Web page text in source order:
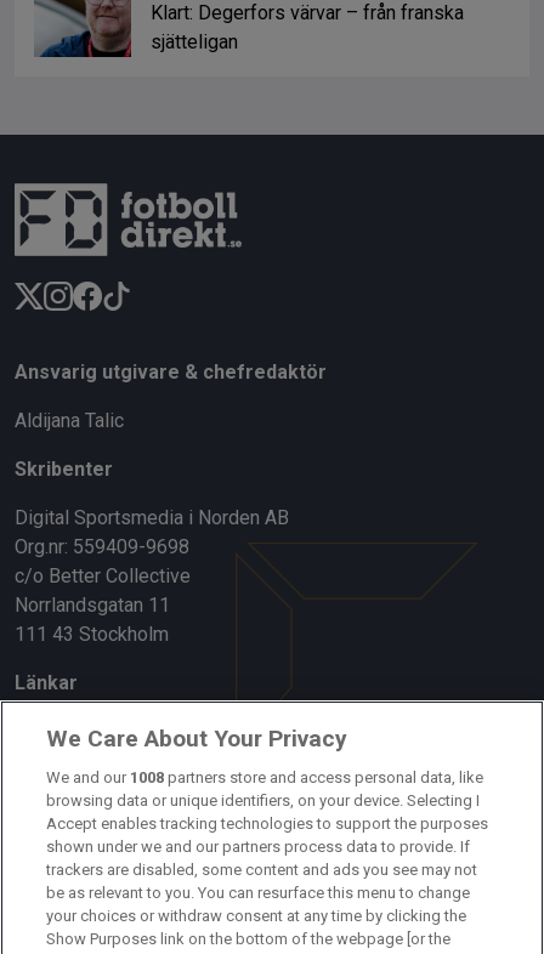
Klart: Degerfors värvar – från franska
sjätteligan
Ansvarig utgivare & chefredaktör
Aldijana Talic
Skribenter
Digital Sportsmedia i Norden AB
Org.nr: 559409-9698
c/o Better Collective
Norrlandsgatan 11
111 43 Stockholm
Länkar
Om oss
Kontakta oss
Kundtjänst
Sponsor: Rekatochklart
Annonsera på Fotbolldirekt
We Care About Your Privacy
We and our 1008 partners store and access personal data, like
browsing data or unique identifiers, on your device. Selecting I
Accept enables tracking technologies to support the purposes
shown under we and our partners process data to provide. If
trackers are disabled, some content and ads you see may not
be as relevant to you. You can resurface this menu to change
your choices or withdraw consent at any time by clicking the
Show Purposes link on the bottom of the webpage [or the